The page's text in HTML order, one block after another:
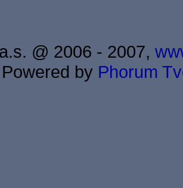
@ 2006 - 2007,
Powered by Phorum